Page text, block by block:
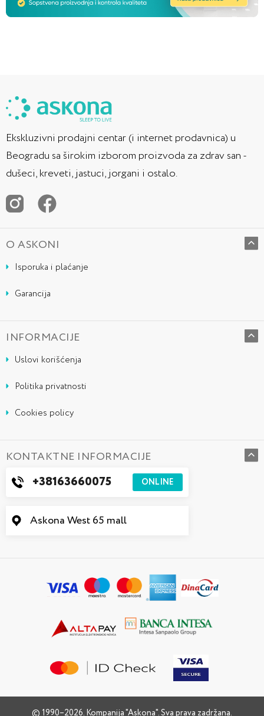
Ekskluzivni prodajni centar (i internet prodavnica) u
Beogradu sa širokim izborom proizvoda za zdrav san -
dušeci, kreveti, jastuci, jorgani i ostalo.
O ASKONI
Isporuka i plaćanje
Garancija
INFORMACIJE
Uslovi korišćenja
Politika privatnosti
Cookies policy
KONTAKTNE INFORMACIJE
+38163660075 ONLINE
Askona West 65 mall
© 1990–2026. Kompanija "Askona". Sva prava zadržana.